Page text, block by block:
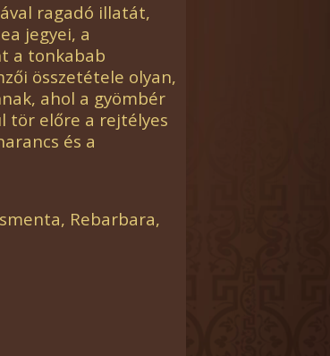
ragadó illatát,
jegyei, a
a tonkabab
összetétele olyan,
ahol a gyömbér
tör előre a rejtélyes
és a
Rebarbara,